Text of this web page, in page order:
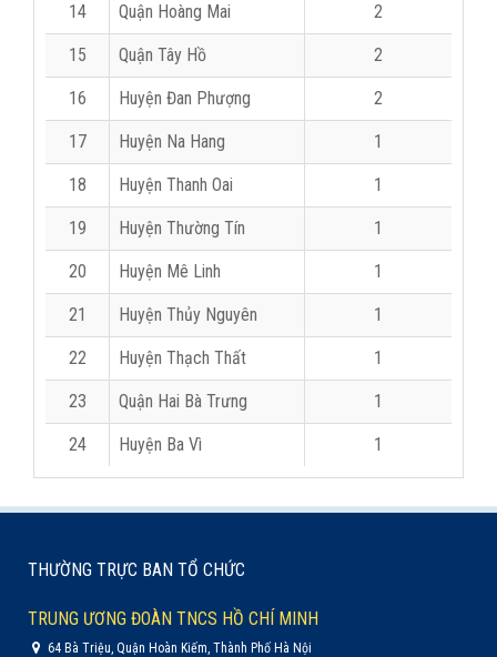
14 Quận Hoàng Mai 2
15 Quận Tây Hồ 2
16 Huyện Đan Phượng 2
17 Huyện Na Hang 1
18 Huyện Thanh Oai 1
19 Huyện Thường Tín 1
20 Huyện Mê Linh 1
21 Huyện Thủy Nguyên 1
22 Huyện Thạch Thất 1
23 Quận Hai Bà Trưng 1
24 Huyện Ba Vì 1
THƯỜNG TRỰC BAN TỔ CHỨC
TRUNG ƯƠNG ĐOÀN TNCS HỒ CHÍ MINH
64 Bà Triệu, Quận Hoàn Kiếm, Thành Phố Hà Nội